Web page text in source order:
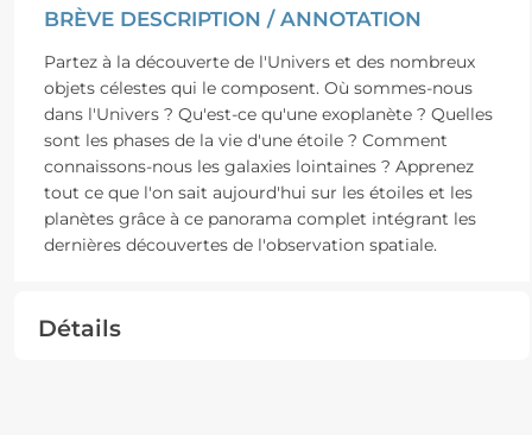
BRÈVE DESCRIPTION / ANNOTATION
Partez à la découverte de l'Univers et des nombreux
objets célestes qui le composent. Où sommes-nous
dans l'Univers ? Qu'est-ce qu'une exoplanète ? Quelles
sont les phases de la vie d'une étoile ? Comment
connaissons-nous les galaxies lointaines ? Apprenez
tout ce que l'on sait aujourd'hui sur les étoiles et les
planètes grâce à ce panorama complet intégrant les
dernières découvertes de l'observation spatiale.
Détails